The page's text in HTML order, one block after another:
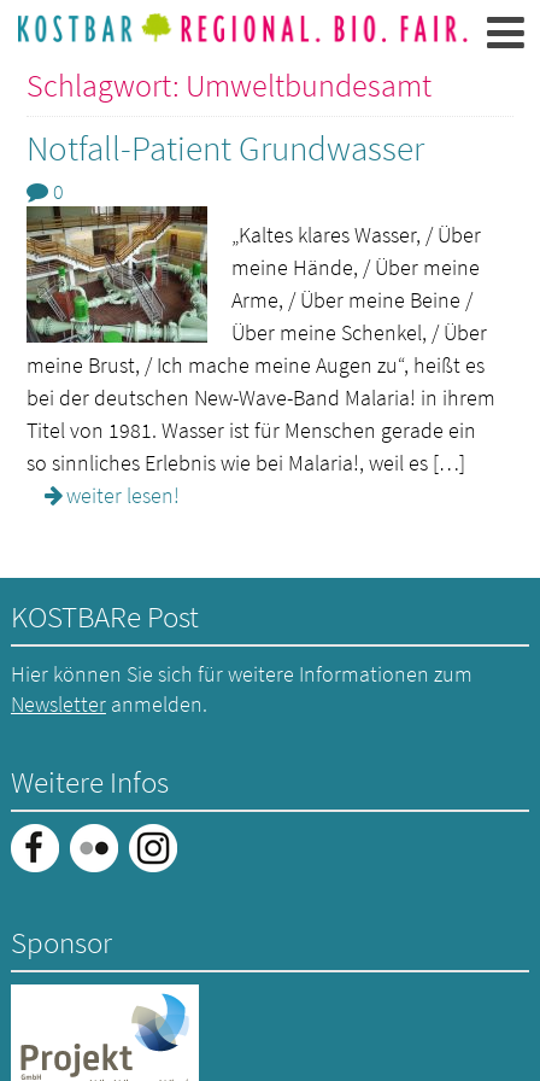
Schlagwort: Umweltbundesamt
Notfall-Patient Grundwasser
0
„Kaltes klares Wasser, / Über
meine Hände, / Über meine
Arme, / Über meine Beine /
Über meine Schenkel, / Über
meine Brust, / Ich mache meine Augen zu“, heißt es
bei der deutschen New-Wave-Band Malaria! in ihrem
Titel von 1981. Wasser ist für Menschen gerade ein
so sinnliches Erlebnis wie bei Malaria!, weil es […]
weiter lesen!
KOSTBARe Post
Hier können Sie sich für weitere Informationen zum
Newsletteranmelden.
Weitere Infos
Sponsor